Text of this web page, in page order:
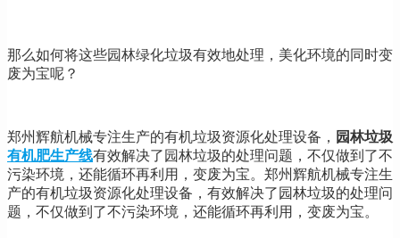
那么如何将这些园林绿化垃圾有效地处理，美化环境的同时变
废为宝呢？
郑州辉航机械专注生产的有机垃圾资源化处理设备， 园林垃圾
有机肥生产线有效解决了园林垃圾的处理问题，不仅做到了不
污染环境，还能循环再利用，变废为宝。郑州辉航机械专注生
产的有机垃圾资源化处理设备，有效解决了园林垃圾的处理问
题，不仅做到了不污染环境，还能循环再利用，变废为宝。